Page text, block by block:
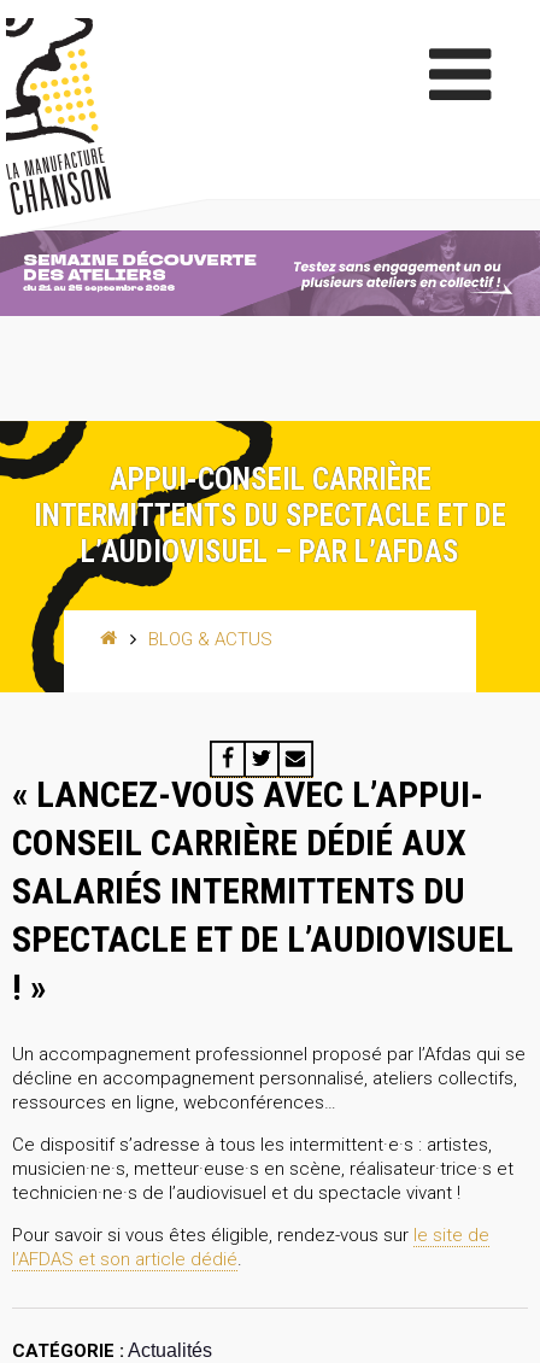
APPUI-CONSEIL CARRIÈRE
INTERMITTENTS DU SPECTACLE ET DE
L’AUDIOVISUEL – PAR L’AFDAS
BLOG & ACTUS
« LANCEZ-VOUS AVEC L’APPUI-
CONSEIL CARRIÈRE DÉDIÉ AUX
SALARIÉS INTERMITTENTS DU
SPECTACLE ET DE L’AUDIOVISUEL
! »
Un accompagnement professionnel proposé par l’Afdas qui se
décline en accompagnement personnalisé, ateliers collectifs,
ressources en ligne, webconférences…
Ce dispositif s’adresse à tous les intermittent·e·s : artistes,
musicien·ne·s, metteur·euse·s en scène, réalisateur·trice·s et
technicien·ne·s de l’audiovisuel et du spectacle vivant !
Pour savoir si vous êtes éligible, rendez-vous sur le site de
l’AFDAS et son article dédié.
CATÉGORIE : Actualités